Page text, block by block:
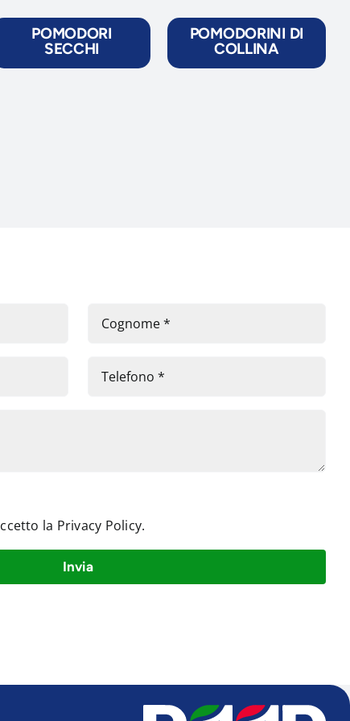
POMODORI
SECCHI
POMODORINI DI
COLLINA
la Privacy Policy.
Invia